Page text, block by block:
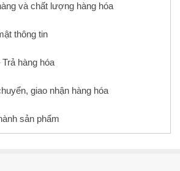
và chất lượng hàng hóa
thông tin
hàng hóa
giao nhận hàng hóa
sản phẩm